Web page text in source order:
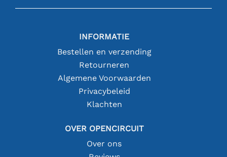
INFORMATIE
Bestellen en verzending
Retourneren
Algemene Voorwaarden
Privacybeleid
Klachten
OVER OPENCIRCUIT
Over ons